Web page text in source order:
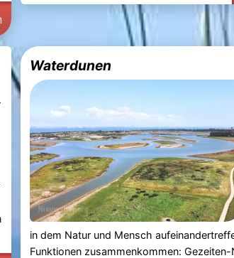
Waterdunen
in dem Natur und Mensch
Funktionen zusammenkommen: